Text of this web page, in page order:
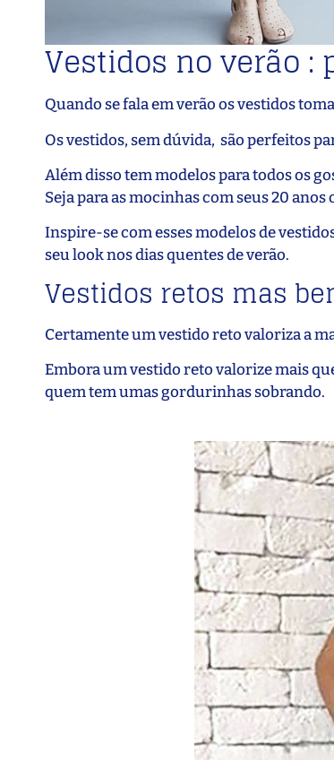
Vestidos no verão :
Quando se fala em verão os vestidos
Os vestidos, sem dúvida, são perfeitos
Além disso tem modelos para todos os
Seja para as mocinhas com seus 20
Inspire-se com esses modelos de
seu look nos dias quentes de verão.
Vestidos retos mas
Certamente um vestido reto valoriza a
Embora um vestido reto valorize mais
quem tem umas gordurinhas sobrando.